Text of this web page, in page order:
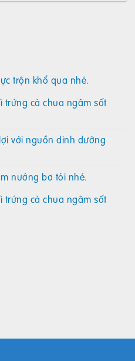
trộn khổ qua nhé.
trứng cà chua ngâm sốt
với nguồn dinh dưỡng
nướng bơ tỏi nhé.
trứng cà chua ngâm sốt